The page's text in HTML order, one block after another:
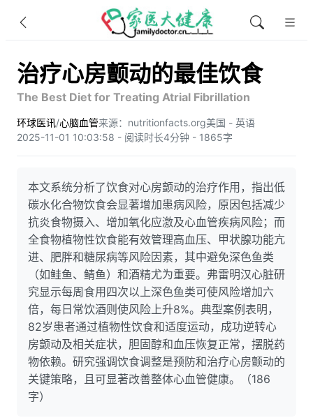
治疗心房颤动的最佳饮食
The Best Diet for Treating Atrial Fibrillation
环球医讯/心脑血管来源：nutritionfacts.org美国 - 英语
2025-11-01 10:03:58 - 阅读时长4分钟 - 1865字
本文系统分析了饮食对心房颤动的治疗作用，指出低
碳水化合物饮食会显著增加患病风险，原因包括减少
抗炎食物摄入、增加氧化应激及心血管疾病风险；而
全食物植物性饮食能有效管理高血压、甲状腺功能亢
进、肥胖和糖尿病等风险因素，其中避免深色鱼类
（如鲑鱼、鲭鱼）和酒精尤为重要。弗雷明汉心脏研
究显示每周食用四次以上深色鱼类可使风险增加六
倍，每日常饮酒则使风险上升8%。典型案例表明，
82岁患者通过植物性饮食和适度运动，成功逆转心
房颤动及相关症状，胆固醇和血压恢复正常，摆脱药
物依赖。研究强调饮食调整是预防和治疗心房颤动的
关键策略，且可显著改善整体心血管健康。（186
字）